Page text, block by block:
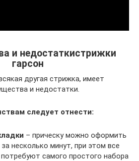
и недостаткистрижки
гарсон
другая стрижка, имеет
и недостатки.
следует отнести:
– прическу можно оформить
несколько минут, при этом все
самого простого набора